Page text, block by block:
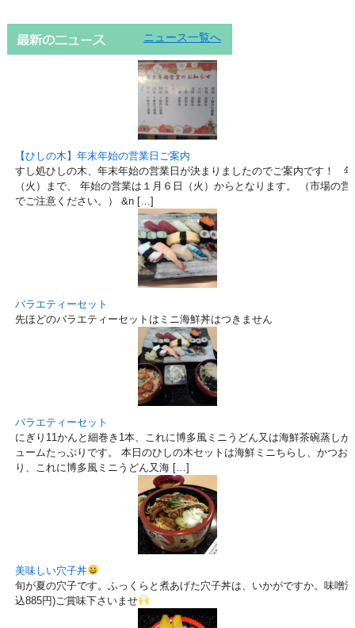
ニュース一覧へ
【ひしの木】年末年始の営業日ご案内
すし処ひしの木、年末年始の営業日が決まりましたのでご案内です！
（火）まで、 年始の営業は１月６日（火）からとなります。 （市場の
でご注意ください。） &n […]
バラエティーセット
先ほどのバラエティーセットはミニ海鮮丼はつきません
バラエティーセット
にぎり11かんと細巻き1本、これに博多風ミニうどん又は海鮮茶碗蒸しが
ュームたっぷりです。 本日のひしの木セットは海鮮ミニちらし、かつお
り、これに博多風ミニうどん又海 […]
美味しい穴子丼
旬が夏の穴子です。ふっくらと煮あげた穴子丼は、いかがですか。味噌
込885円)ご賞味下さいませ